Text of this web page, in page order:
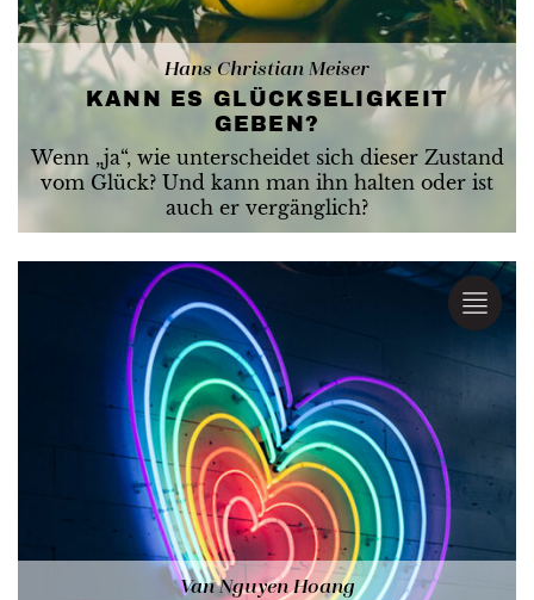
Hans Christian Meiser
KANN ES GLÜCKSELIGKEIT
GEBEN?
Wenn „ja“, wie unterscheidet sich dieser Zustand
vom Glück? Und kann man ihn halten oder ist
auch er vergänglich?
Van Nguyen Hoang